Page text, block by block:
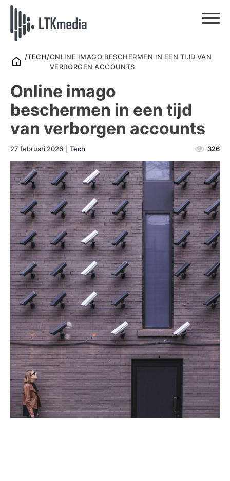
/TECH/ONLINE IMAGO BESCHERMEN IN EEN TIJD VAN
VERBORGEN ACCOUNTS
Online imago
beschermen in een tijd
van verborgen accounts
27 februari 2026 Tech 326